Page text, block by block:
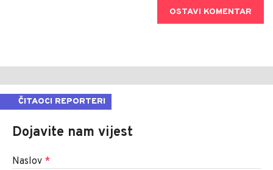
OSTAVI KOMENTAR
ČITAOCI REPORTERI
Dojavite nam vijest
Naslov *